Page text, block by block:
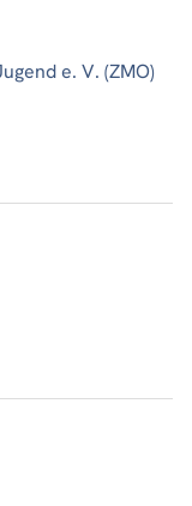
e. V. (ZMO)